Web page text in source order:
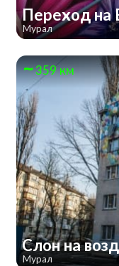
Переход
Мурал
359 км
Слон на
Мурал